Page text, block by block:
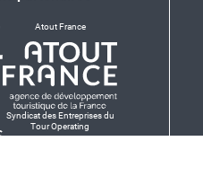
Atout France
Syndicat des Entreprises du
Tour Operating